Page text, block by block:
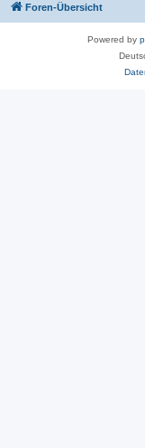
Foren-Übersicht
Powered by